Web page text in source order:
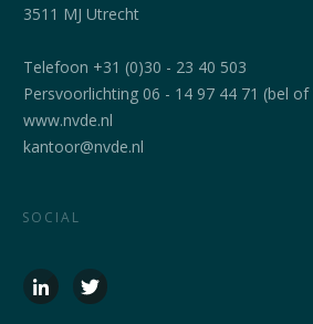
3511 MJ Utrecht
Telefoon +31 (0)30 - 23 40 503
Persvoorlichting 06 - 14 97 44 71 (bel of
www.nvde.nl
kantoor@nvde.nl
SOCIAL